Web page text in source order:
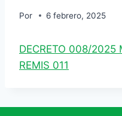
Por 6 febrero, 2025
DECRETO 008/2025
REMIS 011